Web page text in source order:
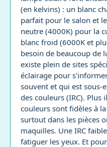
(en kelvins) : un blanc
parfait pour le salon et
neutre (4000K) pour la
blanc froid (6000K et
besoin de beaucoup de
existe plein de sites
éclairage pour
souvent et qui est sous-
des couleurs (IRC). Plus
couleurs sont fidèles à
surtout dans les pièces
maquilles. Une IRC
fatiguer les yeux. Et